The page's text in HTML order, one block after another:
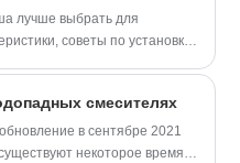
лучше выбрать для
советы по установке
смесителях
в сентябре 2021
некоторое время,